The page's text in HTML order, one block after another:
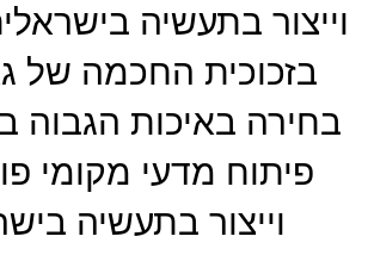
וייצור בתעשיה
בזכוכית החכמה של
בחירה באיכות הגבוה
פיתוח מדעי מקומי
וייצור בתעשיה